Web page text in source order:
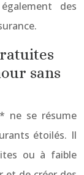
des
sans
ne se résume
étoilés. Il
ou à faible